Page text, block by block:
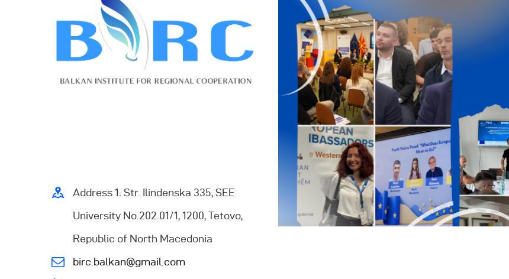
Address 1: Str. Ilindenska 335, SEE
University No.202.01/1, 1200, Tetovo,
Republic of North Macedonia
birc.balkan@gmail.com